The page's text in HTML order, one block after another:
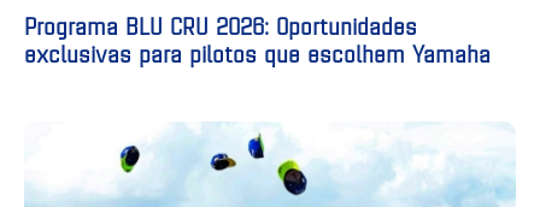
Programa BLU CRU 2026: Oportunidades
exclusivas para pilotos que escolhem Yamaha